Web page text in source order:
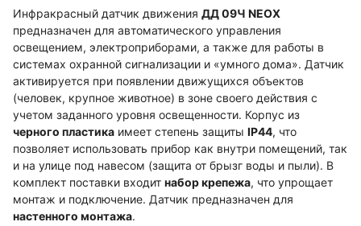
Инфракрасный датчик движения ДД 09Ч NEOX
предназначен для автоматического управления
освещением, электроприборами, а также для работы в
системах охранной сигнализации и «умного дома». Датчик
активируется при появлении движущихся объектов
(человек, крупное животное) в зоне своего действия с
учетом заданного уровня освещенности. Корпус из
черного пластика имеет степень защиты IP44, что
позволяет использовать прибор как внутри помещений, так
и на улице под навесом (защита от брызг воды и пыли). В
комплект поставки входит набор крепежа, что упрощает
монтаж и подключение. Датчик предназначен для
настенного монтажа.